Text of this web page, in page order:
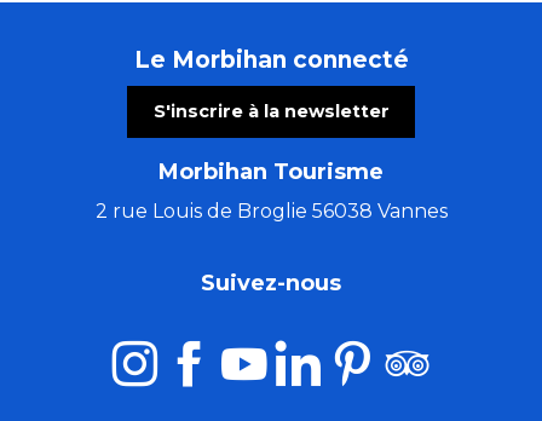
Balade Contée au Val sans Retour - grande boucle -
Balades nature: visites guidées de la Tourbière de
Concert avec Coeurs Dealers
Concert : Kaz Hawkins - Hope Experiment
Cinéma en plein air & animation cirque
La Côte Sauvage : un paysage et une biodiversité à
Concert voix et orgue
Le Morbihan connecté
S'inscrire à la newsletter
Morbihan Tourisme
2 rue Louis de Broglie 56038 Vannes
Suivez-nous